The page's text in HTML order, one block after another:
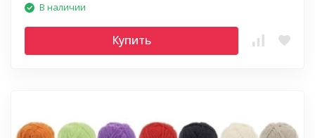
В наличии
Купить